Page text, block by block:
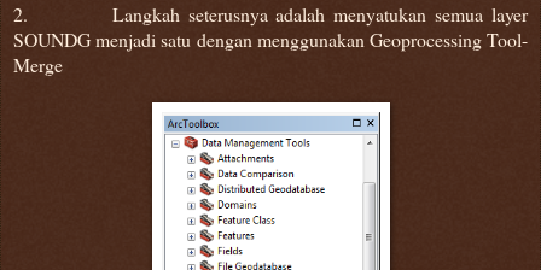
2. Langkah seterusnya adalah menyatukan semua layer
SOUNDG menjadi satu dengan menggunakan Geoprocessing Tool-
Merge